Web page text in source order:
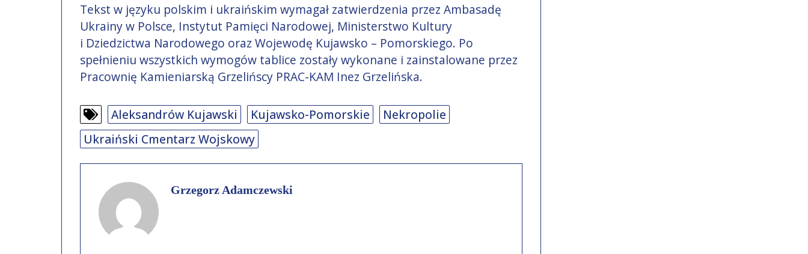
Tekst w języku polskim i ukraińskim wymagał zatwierdzenia przez Ambasadę
Ukrainy w Polsce, Instytut Pamięci Narodowej, Ministerstwo Kultury
i Dziedzictwa Narodowego oraz Wojewodę Kujawsko – Pomorskiego. Po
spełnieniu wszystkich wymogów tablice zostały wykonane i zainstalowane przez
Pracownię Kamieniarską Grzelińscy PRAC-KAM Inez Grzelińska.
Aleksandrów Kujawski Kujawsko-Pomorskie
Nekropolie
Ukraiński Cmentarz Wojskowy
Grzegorz Adamczewski